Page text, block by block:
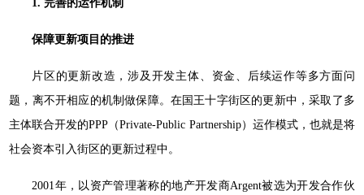
1. 完善的运作机制
保障更新项目的推进
片区的更新改造，涉及开发主体、资金、后续运作等多方面问
题，离不开相应的机制做保障。在国王十字街区的更新中，采取了多
主体联合开发的PPP（Private-Public Partnership）运作模式，也就是将
社会资本引入街区的更新过程中。
2001年，以资产管理著称的地产开发商Argent被选为开发合作伙